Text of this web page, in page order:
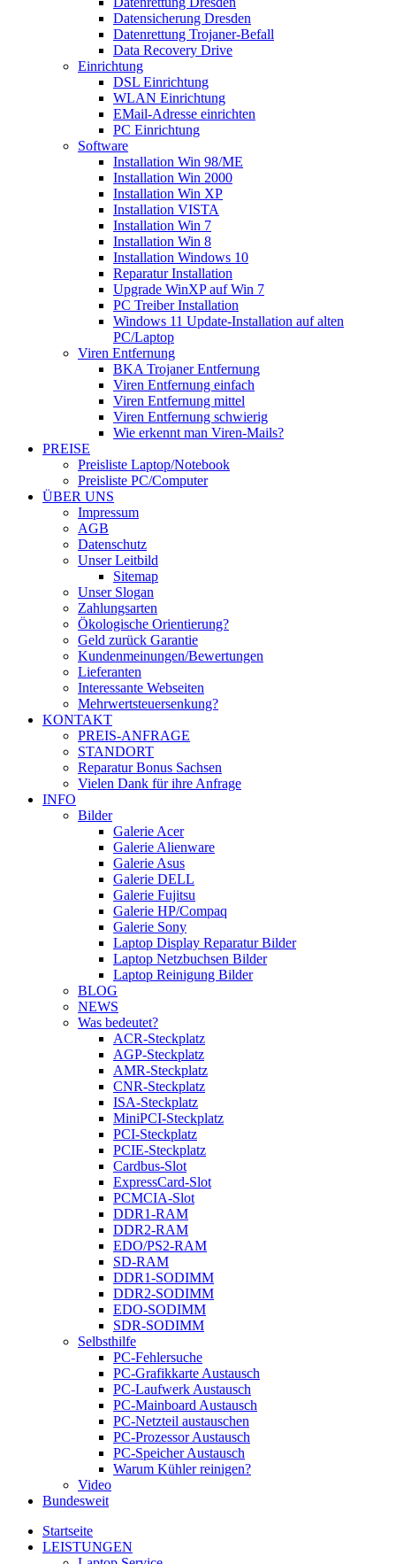
Datensicherung Dresden
Datenrettung Trojaner-Befall
Data Recovery Drive
Einrichtung
DSL Einrichtung
WLAN Einrichtung
EMail-Adresse einrichten
PC Einrichtung
Software
Installation Win 98/ME
Installation Win 2000
Installation Win XP
Installation VISTA
Installation Win 7
Installation Win 8
Installation Windows 10
Reparatur Installation
Upgrade WinXP auf Win 7
PC Treiber Installation
Windows 11 Update-Installation auf alten
PC/Laptop
Viren Entfernung
BKA Trojaner Entfernung
Viren Entfernung einfach
Viren Entfernung mittel
Viren Entfernung schwierig
Wie erkennt man Viren-Mails?
PREISE
Preisliste Laptop/Notebook
Preisliste PC/Computer
ÜBER UNS
Impressum
AGB
Datenschutz
Unser Leitbild
Sitemap
Unser Slogan
Zahlungsarten
Ökologische Orientierung?
Geld zurück Garantie
Kundenmeinungen/Bewertungen
Lieferanten
Interessante Webseiten
Mehrwertsteuersenkung?
KONTAKT
PREIS-ANFRAGE
STANDORT
Reparatur Bonus Sachsen
Vielen Dank für ihre Anfrage
INFO
Bilder
Galerie Acer
Galerie Alienware
Galerie Asus
Galerie DELL
Galerie Fujitsu
Galerie HP/Compaq
Galerie Sony
Laptop Display Reparatur Bilder
Laptop Netzbuchsen Bilder
Laptop Reinigung Bilder
BLOG
NEWS
Was bedeutet?
ACR-Steckplatz
AGP-Steckplatz
AMR-Steckplatz
CNR-Steckplatz
ISA-Steckplatz
MiniPCI-Steckplatz
PCI-Steckplatz
PCIE-Steckplatz
Cardbus-Slot
ExpressCard-Slot
PCMCIA-Slot
DDR1-RAM
DDR2-RAM
EDO/PS2-RAM
SD-RAM
DDR1-SODIMM
DDR2-SODIMM
EDO-SODIMM
SDR-SODIMM
Selbsthilfe
PC-Fehlersuche
PC-Grafikkarte Austausch
PC-Laufwerk Austausch
PC-Mainboard Austausch
PC-Netzteil austauschen
PC-Prozessor Austausch
PC-Speicher Austausch
Warum Kühler reinigen?
Video
Bundesweit
Startseite
LEISTUNGEN